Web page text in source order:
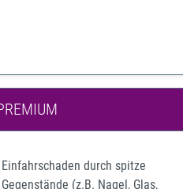
Einfahrschaden durch spitze
Gegenstände (z.B. Nagel, Glas,